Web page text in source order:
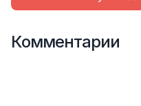
Комментарии